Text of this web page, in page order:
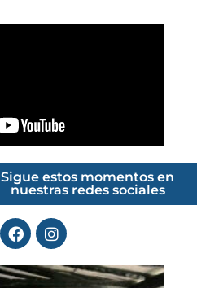
Sigue estos momentos en
nuestras redes sociales